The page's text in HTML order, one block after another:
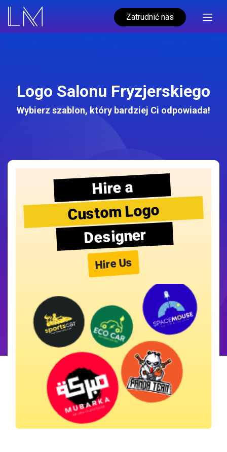
Zatrudnić nas
Logo Salonu Fryzjerskiego
Wybierz szablon, który bardziej Ci odpowiada!
Hire a
Custom Logo
Designer
Hire Us